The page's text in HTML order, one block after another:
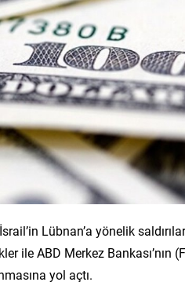
Lübnan’a yönelik
ABD Merkez Bankası’nın
yol açtı.